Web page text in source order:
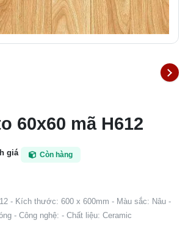
60x60 mã H612
giá Còn hàng
- Kích thước: 600 x 600mm - Màu sắc: Nâu -
- Công nghệ: - Chất liệu: Ceramic